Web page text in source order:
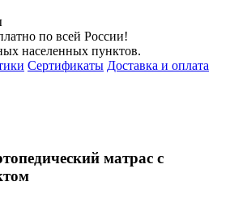
по всей России!
населенных пунктов.
Сертификаты Доставка и оплата
матрас с